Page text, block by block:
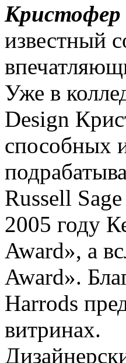
Кристофер
известный
Уже в
Design
способных
Russell
2005 году
Award», а
Award».
Harrods
витринах.